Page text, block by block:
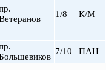
1/8 К/М
7/10 ПАН